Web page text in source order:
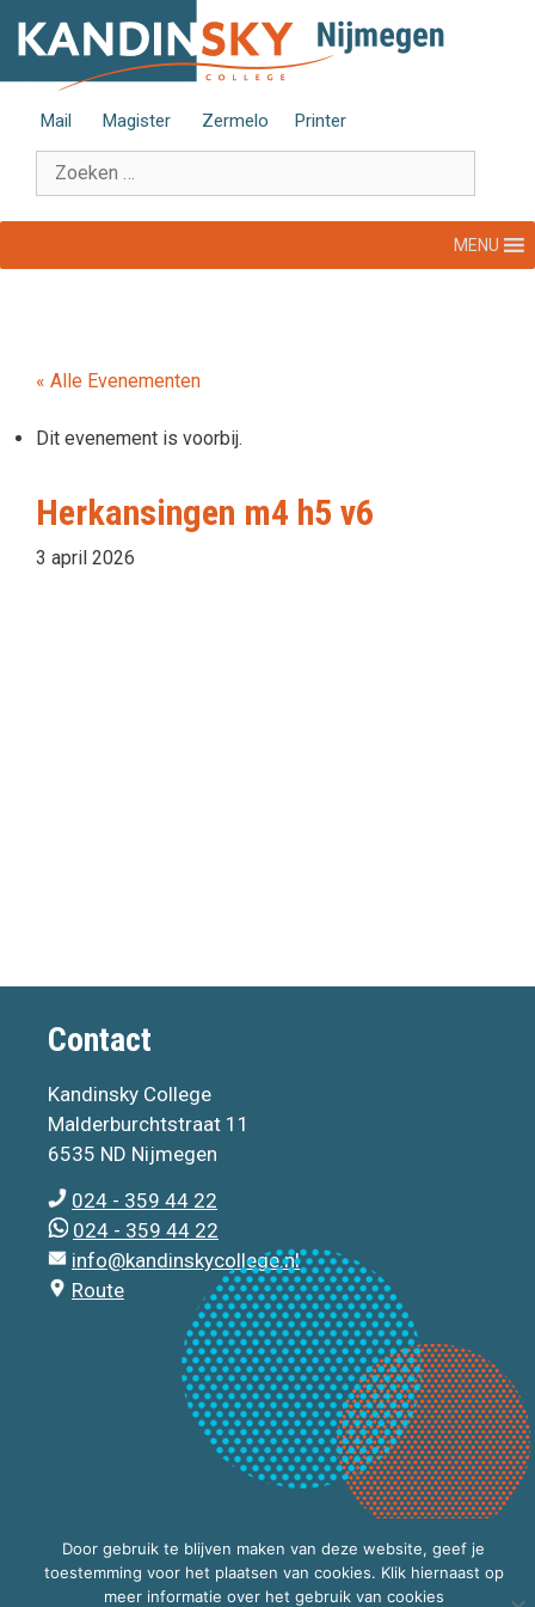
naar
Mail Magister Zermelo Printer
Zoek
naar:
MENU
« Alle Evenementen
Dit evenement is voorbij.
Herkansingen m4 h5 v6
3 april 2026
Contact
Kandinsky College
Malderburchtstraat 11
6535 ND Nijmegen
024 - 359 44 22
024 - 359 44 22
info@kandinskycollege.nl
Route
Door gebruik te blijven maken van deze website, geef je
toestemming voor het plaatsen van cookies. Klik hiernaast op
meer informatie over het gebruik van cookies